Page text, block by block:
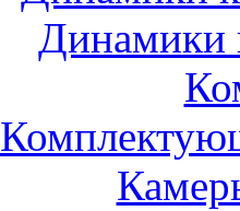
Динамики